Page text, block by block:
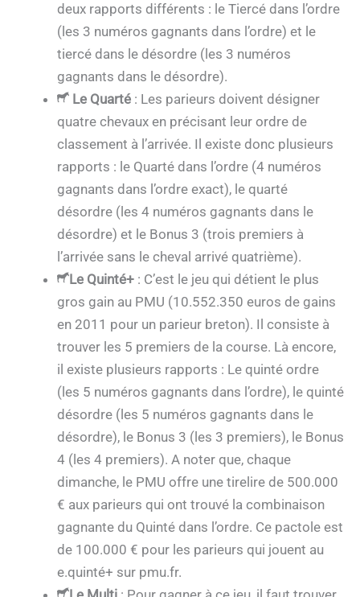
deux rapports différents : le Tiercé dans l’ordre
(les 3 numéros gagnants dans l’ordre) et le
tiercé dans le désordre (les 3 numéros
gagnants dans le désordre).
Le Quarté : Les parieurs doivent désigner
quatre chevaux en précisant leur ordre de
classement à l’arrivée. Il existe donc plusieurs
rapports : le Quarté dans l’ordre (4 numéros
gagnants dans l’ordre exact), le quarté
désordre (les 4 numéros gagnants dans le
désordre) et le Bonus 3 (trois premiers à
l’arrivée sans le cheval arrivé quatrième).
Le Quinté+ : C’est le jeu qui détient le plus
gros gain au PMU (10.552.350 euros de gains
en 2011 pour un parieur breton). Il consiste à
trouver les 5 premiers de la course. Là encore,
il existe plusieurs rapports : Le quinté ordre
(les 5 numéros gagnants dans l’ordre), le quinté
désordre (les 5 numéros gagnants dans le
désordre), le Bonus 3 (les 3 premiers), le Bonus
4 (les 4 premiers). A noter que, chaque
dimanche, le PMU offre une tirelire de 500.000
€ aux parieurs qui ont trouvé la combinaison
gagnante du Quinté dans l’ordre. Ce pactole est
de 100.000 € pour les parieurs qui jouent au
e.quinté+ sur pmu.fr.